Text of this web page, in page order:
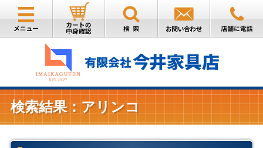
検索結果：アリンコ